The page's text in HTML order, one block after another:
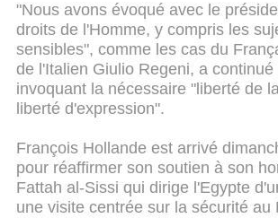
"Nous avons évoqué avec le
droits de l'Homme, y compris les
sensibles", comme les cas du
de l'Italien Giulio Regeni, a
invoquant la nécessaire "liberté de
liberté d'expression".
François Hollande est arrivé
pour réaffirmer son soutien à son
Fattah al-Sissi qui dirige l'Egypte
une visite centrée sur la sécurité au